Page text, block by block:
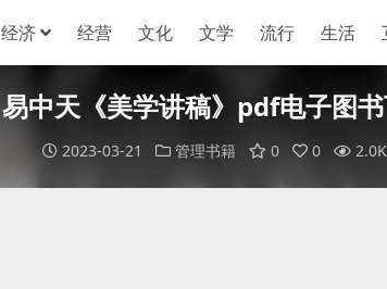
经济 经营 文化 文学 流行 生活
易中天《美学讲稿》pdf电子图
2023-03-21 管理书籍 0 0 2.0K